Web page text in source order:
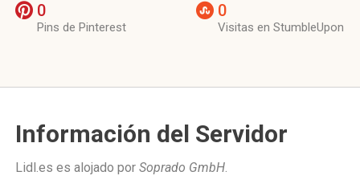
0
Pins de Pinterest
0
Visitas en StumbleUpon
Información del Servidor
Lidl.es es alojado por Soprado GmbH.